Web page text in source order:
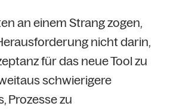
an einem Strang zogen,
nicht darin,
für das neue Tool zu
schwierigere
Prozesse zu